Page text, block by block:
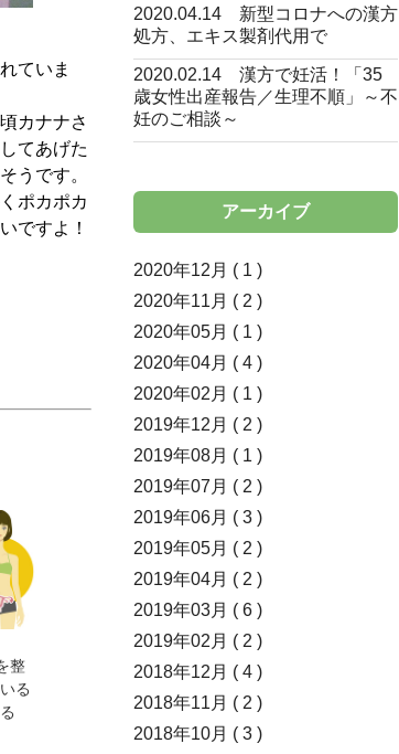
ていま
カナナさ
てあげた
うです。
ポカポカ
ですよ！
整
る
2020.04.14 新型コロナへの漢方
処方、エキス製剤代用で
2020.02.14 漢方で妊活！「35
歳女性出産報告／生理不順」～不
妊のご相談～
アーカイブ
2020年12月 ( 1 )
2020年11月 ( 2 )
2020年05月 ( 1 )
2020年04月 ( 4 )
2020年02月 ( 1 )
2019年12月 ( 2 )
2019年08月 ( 1 )
2019年07月 ( 2 )
2019年06月 ( 3 )
2019年05月 ( 2 )
2019年04月 ( 2 )
2019年03月 ( 6 )
2019年02月 ( 2 )
2018年12月 ( 4 )
2018年11月 ( 2 )
2018年10月 ( 3 )